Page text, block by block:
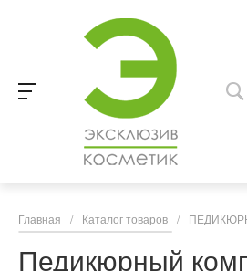
Главная / Каталог товаров /
Педикюрный